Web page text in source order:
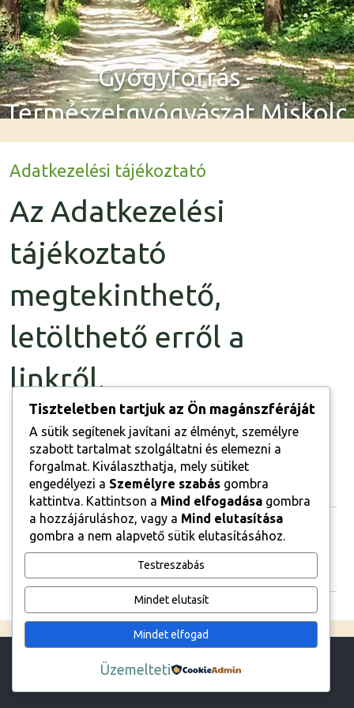
Gyógyforrás -
Természetgyógyászat Miskolc
Adatkezelési tájékoztató
Az Adatkezelési
tájékoztató
megtekinthető,
letölthető erről a
linkről.
Category
Kategóriák
Nincs kategória
Archive
Tiszteletben tartjuk az Ön magánszféráját
A sütik segítenek javítani az élményt, személyre
szabott tartalmat szolgáltatni és elemezni a
forgalmat. Kiválaszthatja, mely sütiket
engedélyezi a Személyre szabás gombra
kattintva. Kattintson a Mind elfogadása gombra
a hozzájáruláshoz, vagy a Mind elutasítása
gombra a nem alapvető sütik elutasításához.
Testreszabás
Mindet elutasít
Mindet elfogad
Üzemelteti